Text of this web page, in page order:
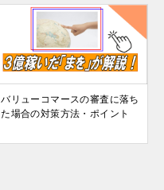
バリューコマースの審査に落ち
た場合の対策方法・ポイント